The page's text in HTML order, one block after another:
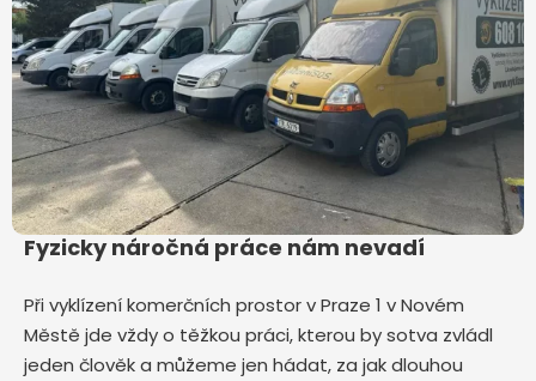
Fyzicky náročná práce nám nevadí
Při vyklízení komerčních prostor v Praze 1 v Novém
Městě jde vždy o těžkou práci, kterou by sotva zvládl
jeden člověk a můžeme jen hádat, za jak dlouhou